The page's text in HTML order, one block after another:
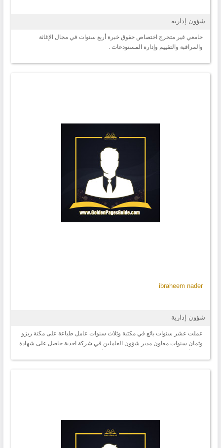
شؤون إدارية
جامعي غير متخرج اختصاص حقوق خبرة أربع سنوات في مجال الإغاثة
والمراقبة والتقييم وإدارة المستودعات .
ibraheem nader
شؤون إدارية
عملت عشر سنوات بائع في مكتبة وثلاث سنوات عامل طباعة على مكنة ريزو
وثمان سنوات معاون مدير شؤون العاملين في شركة احذية حاصل على شهادة